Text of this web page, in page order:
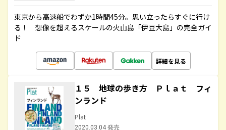
東京から高速船でわずか1時間45分。思い立ったらすぐに行け
る！ 想像を超えるスケールの火山島「伊豆大島」の完全ガイ
ド
詳細を見る
１５ 地球の歩き方 Ｐｌａｔ フィ
ンランド
Plat
2020.03.04 発売